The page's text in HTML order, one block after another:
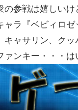
の参戦は嬉しいけ
ャラ『ベビィロ
キャサリン、ク
ァンキー・・・は